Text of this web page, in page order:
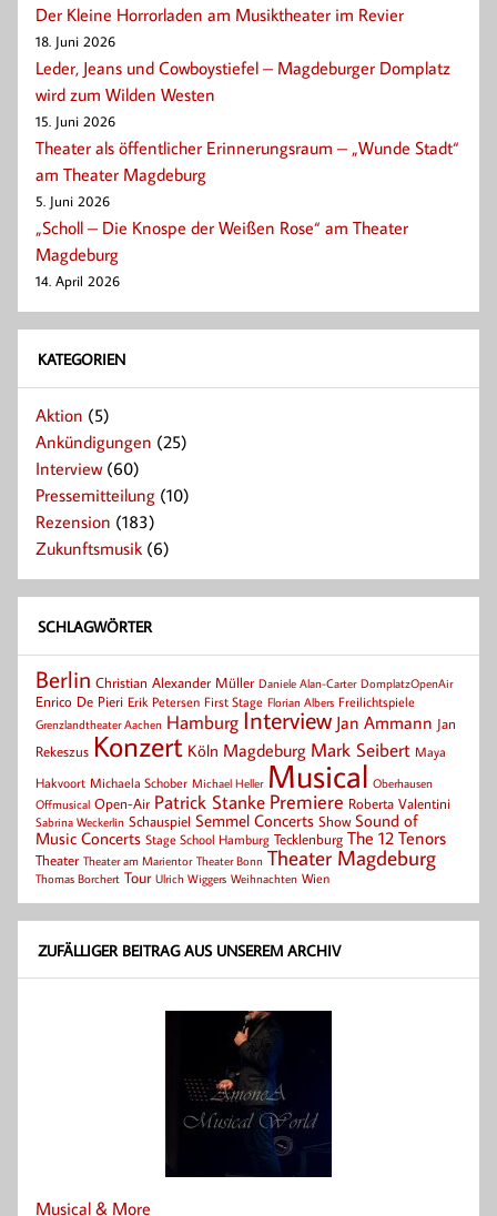
Der Kleine Horrorladen am Musiktheater im Revier
18. Juni 2026
Leder, Jeans und Cowboystiefel – Magdeburger Domplatz
wird zum Wilden Westen
15. Juni 2026
Theater als öffentlicher Erinnerungsraum – „Wunde Stadt“
am Theater Magdeburg
5. Juni 2026
„Scholl – Die Knospe der Weißen Rose“ am Theater
Magdeburg
14. April 2026
KATEGORIEN
Aktion (5)
Ankündigungen (25)
Interview(60)
Pressemitteilung (10)
Rezension (183)
Zukunftsmusik(6)
SCHLAGWÖRTER
Berlin Christian Alexander Müller Daniele Alan-Carter DomplatzOpenAir
Enrico De Pieri Erik Petersen First Stage Florian Albers Freilichtspiele
Grenzlandtheater Aachen Hamburg Interview Jan Ammann Jan
Rekeszus Konzert Köln Magdeburg Mark Seibert Maya
Hakvoort Michaela Schober Michael Heller Musical Oberhausen
Offmusical Open-Air Patrick Stanke Premiere Roberta Valentini
Sabrina Weckerlin Schauspiel Semmel Concerts Show Sound of
Music Concerts Stage School Hamburg Tecklenburg The 12 Tenors
Theater Theater am Marientor Theater Bonn Theater Magdeburg
Thomas Borchert Tour Ulrich Wiggers Weihnachten Wien
ZUFÄLLIGER BEITRAG AUS UNSEREM ARCHIV
Musical & More